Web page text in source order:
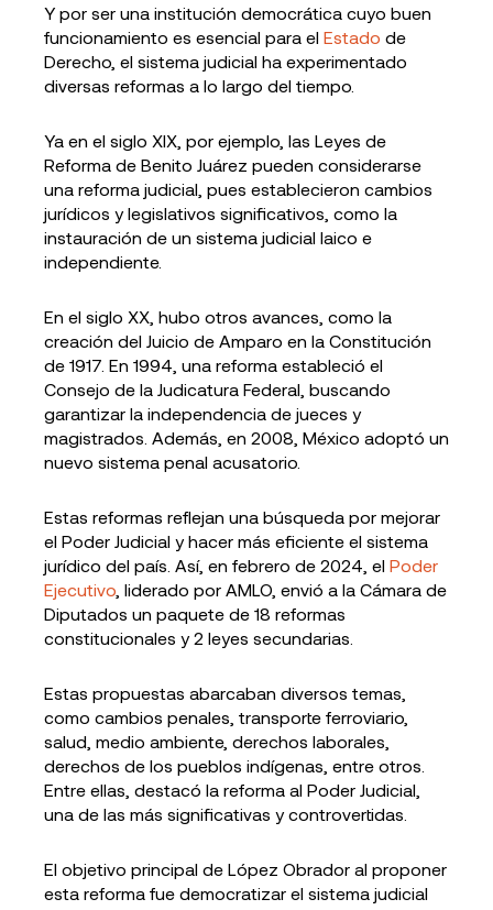
Y por ser una institución democrática cuyo buen
funcionamiento es esencial para el Estado de
Derecho, el sistema judicial ha experimentado
diversas reformas a lo largo del tiempo.
Ya en el siglo XIX, por ejemplo, las Leyes de
Reforma de Benito Juárez pueden considerarse
una reforma judicial, pues establecieron cambios
jurídicos y legislativos significativos, como la
instauración de un sistema judicial laico e
independiente.
En el siglo XX, hubo otros avances, como la
creación del Juicio de Amparo en la Constitución
de 1917. En 1994, una reforma estableció el
Consejo de la Judicatura Federal, buscando
garantizar la independencia de jueces y
magistrados. Además, en 2008, México adoptó un
nuevo sistema penal acusatorio.
Estas reformas reflejan una búsqueda por mejorar
el Poder Judicial y hacer más eficiente el sistema
jurídico del país. Así, en febrero de 2024, el Poder
Ejecutivo , liderado por AMLO, envió a la Cámara de
Diputados un paquete de 18 reformas
constitucionales y 2 leyes secundarias.
Estas propuestas abarcaban diversos temas,
como cambios penales, transporte ferroviario,
salud, medio ambiente, derechos laborales,
derechos de los pueblos indígenas, entre otros.
Entre ellas, destacó la reforma al Poder Judicial,
una de las más significativas y controvertidas.
El objetivo principal de López Obrador al proponer
esta reforma fue democratizar el sistema judicial